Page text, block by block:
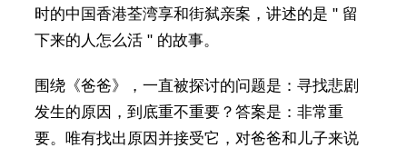
时的中国香港荃湾享和街弑亲案，讲述的是 " 留
下来的人怎么活 " 的故事。
围绕《爸爸》，一直被探讨的问题是：寻找悲剧
发生的原因，到底重不重要？答案是：非常重
要。唯有找出原因并接受它，对爸爸和儿子来说